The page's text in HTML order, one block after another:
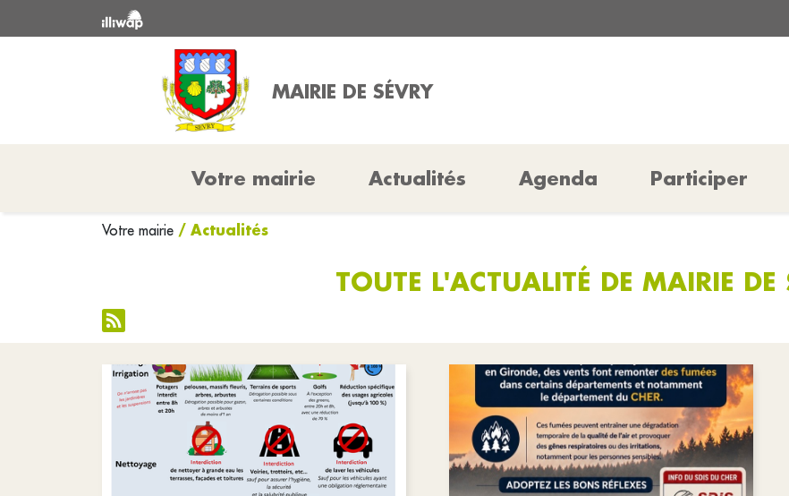
MAIRIE DE SÉVRY
Votre mairie Actualités Agenda Participer
Votre mairie / Actualités
TOUTE L'ACTUALITÉ DE MAIRIE DE